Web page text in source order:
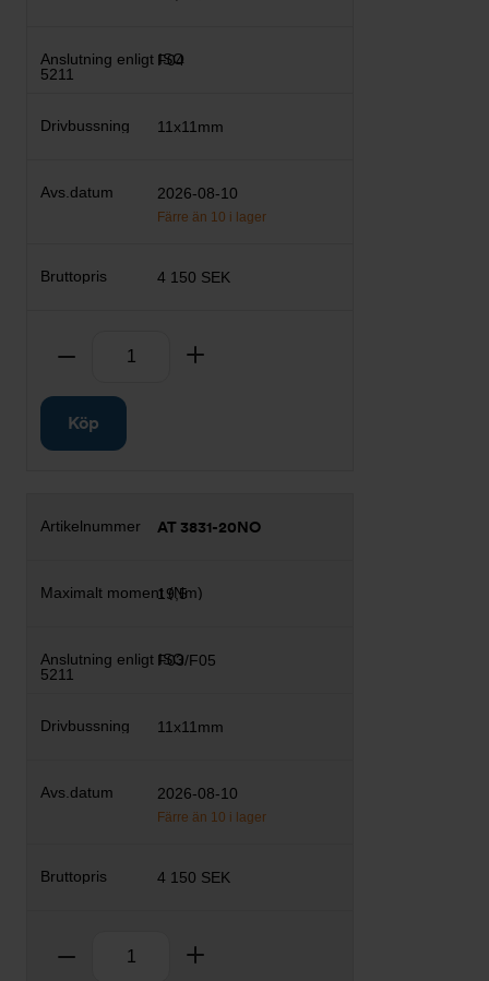
F04
11x11mm
2026-08-10
Färre än 10 i lager
4 150 SEK
Ta bort
Köp
AT 3831-20NO
19,5
F03/F05
11x11mm
2026-08-10
Färre än 10 i lager
4 150 SEK
Ta bort